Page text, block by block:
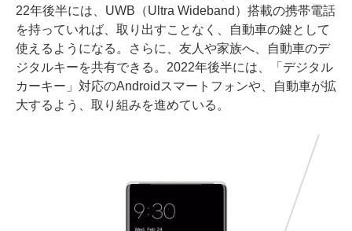
22年後半には、UWB（Ultra Wideband）搭載の携帯電話
を持っていれば、取り出すことなく、自動車の鍵として
使えるようになる。さらに、友人や家族へ、自動車のデ
ジタルキーを共有できる。2022年後半には、「デジタル
カーキー」対応のAndroidスマートフォンや、自動車が拡
大するよう、取り組みを進めている。